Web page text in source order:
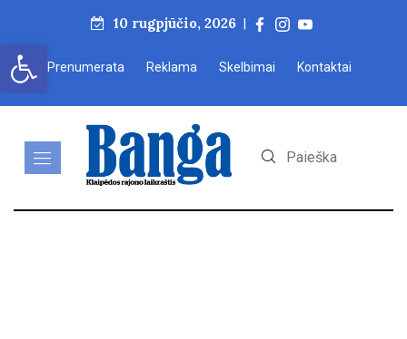
Open toolbar
10 rugpjūčio, 2026 |
Prenumerata Reklama Skelbimai Kontaktai